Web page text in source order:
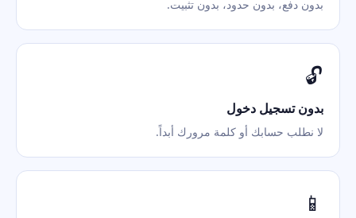
بدون دفع، بدون حدود، بدون تثبيت.
🔓
بدون تسجيل دخول
لا نطلب حسابك أو كلمة مرورك أبداً.
📱